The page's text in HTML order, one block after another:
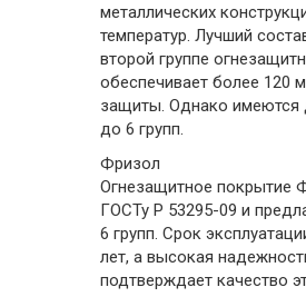
металлических
температур. Лучший
второй группе
обеспечивает более 120
защиты. Однако имеются
до 6 групп.
Фризол
Огнезащитное покрытие
ГОСТу Р 53295-09 и
6 групп. Срок
лет, а высокая
подтверждает качество